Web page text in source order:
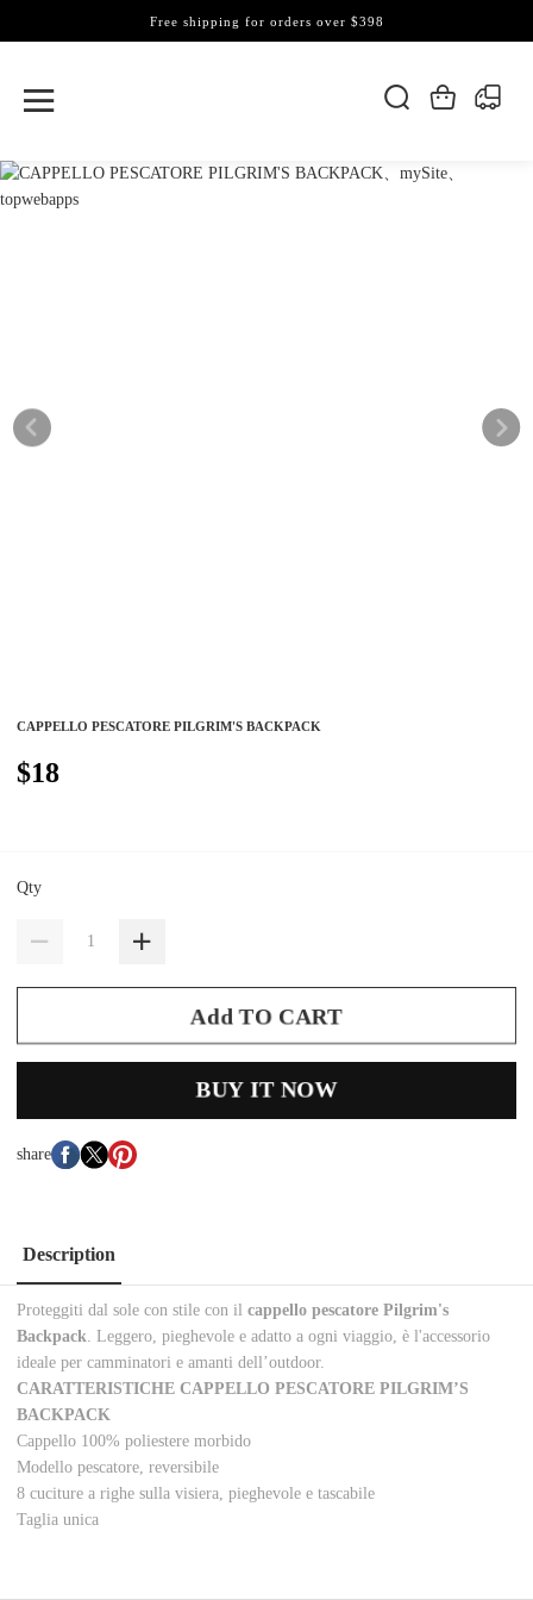
Free shipping for orders over $398
CAPPELLO PESCATORE PILGRIM'S BACKPACK
$18
Qty
Add TO CART
BUY IT NOW
share
Description
Proteggiti dal sole con stile con ilcappello pescatore Pilgrim's
Backpack. Leggero, pieghevole e adatto a ogni viaggio, è l'accessorio
ideale per camminatori e amanti dell’outdoor.
CARATTERISTICHE CAPPELLO PESCATORE PILGRIM’S
BACKPACK
Cappello 100% poliestere morbido
Modello pescatore, reversibile
8 cuciture a righe sulla visiera, pieghevole e tascabile
Taglia unica